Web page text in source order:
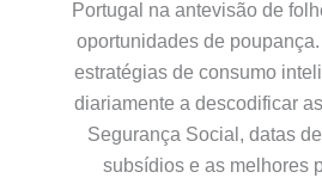
Portugal na antevisão de
oportunidades de
estratégias de consumo
diariamente a descodificar
Segurança Social, datas
subsídios e as melhores